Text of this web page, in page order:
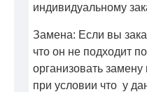
индивидуальному
Замена: Если вы
что он не подходит
организовать
при условии что у